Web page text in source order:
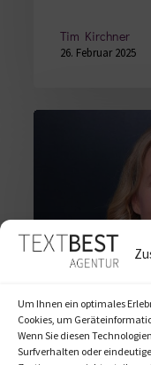
Um Ihnen ein optimales
Cookies, um
Wenn Sie diesen
Surfverhalten oder
Tim Kirchner
26. Februar 2025
Barrierefreiheit
ein
SEO-
Warum